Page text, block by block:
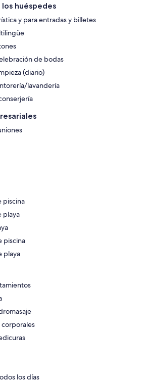
huéspedes
y para entradas y billetes
de bodas
(diario)
lavandería
piscina
playa
piscina
playa
corporales
los días